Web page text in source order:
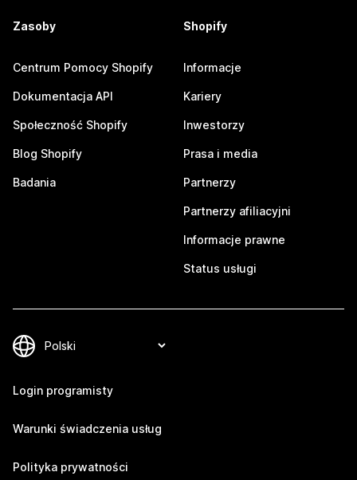
Zasoby
Centrum Pomocy Shopify
Dokumentacja API
Społeczność Shopify
Blog Shopify
Badania
Shopify
Informacje
Kariery
Inwestorzy
Prasa i media
Partnerzy
Partnerzy afiliacyjni
Informacje prawne
Status usługi
Login programisty
Warunki świadczenia usług
Polityka prywatności